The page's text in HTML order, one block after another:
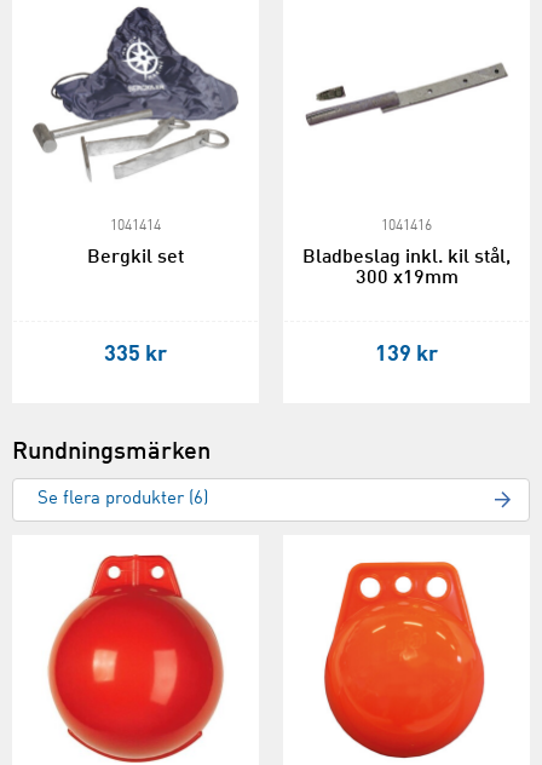
1041414
Bergkil set
335 kr
1041416
Bladbeslag inkl. kil stål,
300 x19mm
139 kr
Rundningsmärken
Se flera produkter (6)